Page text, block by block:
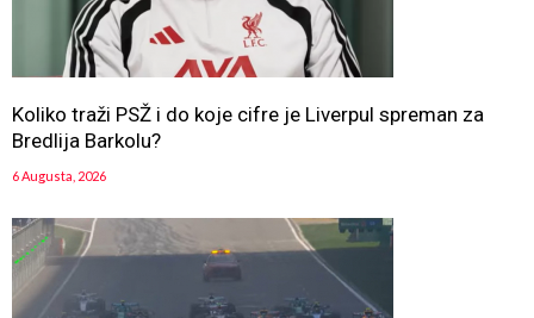
Koliko traži PSŽ i do koje cifre je Liverpul spreman za
Bredlija Barkolu?
6 Augusta, 2026